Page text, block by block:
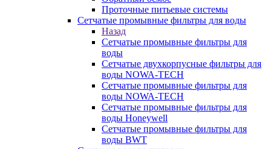
Проточные питьевые системы
Сетчатые промывные фильтры для воды
Назад
Сетчатые промывные фильтры для
воды
Сетчатые двухкорпусные фильтры для
воды NOWA-TECH
Сетчатые промывные фильтры для
воды NOWA-TECH
Сетчатые промывные фильтры для
воды Honeywell
Сетчатые промывные фильтры для
воды BWT